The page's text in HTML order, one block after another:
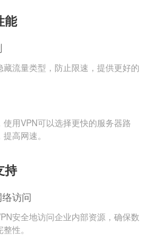
能
藏流量类型，防止限速，提供更好的
用VPN可以选择更快的服务器路
高网速。
持
访问
安全地访问企业内部资源，确保数
性。